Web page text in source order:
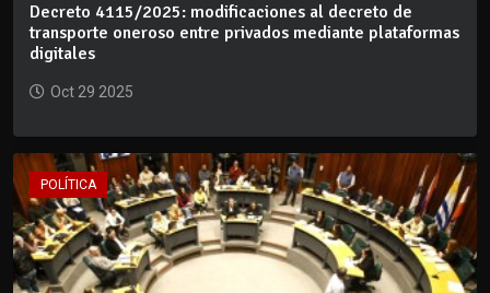
Decreto 4115/2025: modificaciones al decreto de
transporte oneroso entre privados mediante plataformas
digitales
Oct 29 2025
POLÍTICA